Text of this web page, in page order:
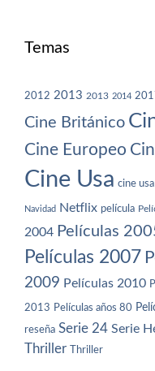
Temas
2012 2013 2013 2014
Cine Británico
Cine Europeo
Cine Usa cine usa
Navidad Netflix película
2004 Películas
Películas 2007
2009 Películas 2010
2013 Películas años 80
reseña Serie 24 Serie
Thriller Thriller